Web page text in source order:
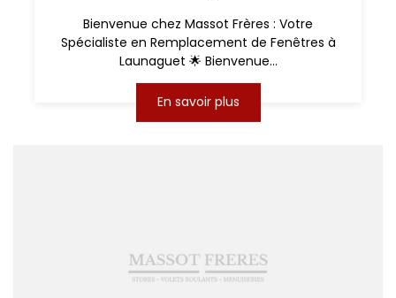
Bienvenue chez Massot Frères : Votre
Spécialiste en Remplacement de Fenêtres à
Launaguet 🌟 Bienvenue...
En savoir plus